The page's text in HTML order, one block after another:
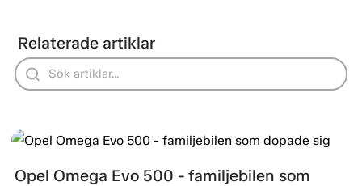
Relaterade artiklar
Opel Omega Evo 500 - familjebilen som